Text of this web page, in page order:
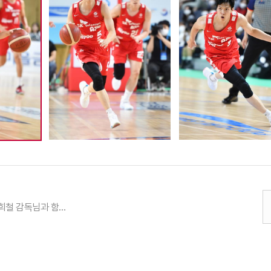
2022 SK 전희철 감독님과 함께 하는 우승 공약, 단체 사진